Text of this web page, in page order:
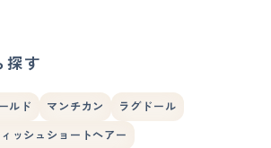
探す
ルド マンチカン ラグドール
ッシュショートヘアー